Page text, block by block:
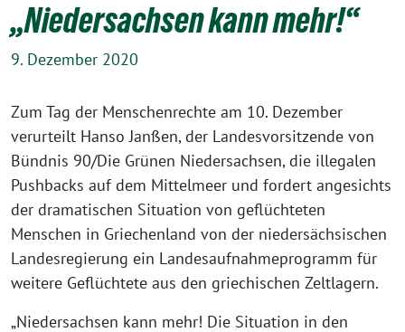
„Niedersachsen kann mehr!“
9. Dezember 2020
Zum Tag der Menschenrechte am 10. Dezember
verurteilt Hanso Janßen, der Landesvorsitzende von
Bündnis 90/Die Grünen Niedersachsen, die illegalen
Pushbacks auf dem Mittelmeer und fordert angesichts
der dramatischen Situation von geflüchteten
Menschen in Griechenland von der niedersächsischen
Landesregierung ein Landesaufnahmeprogramm für
weitere Geflüchtete aus den griechischen Zeltlagern.
„Niedersachsen kann mehr! Die Situation in den